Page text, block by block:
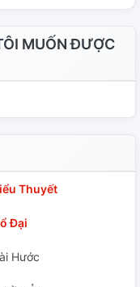
MUỐN ĐƯỢC
Thuyết
Đại
Hước